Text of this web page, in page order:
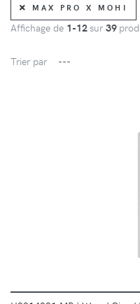
MAX PRO X MOHI
Affichage de 1-12sur 39
Trier par